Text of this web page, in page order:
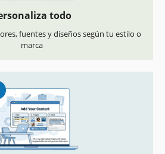
todo
fuentes y diseños según tu estilo o
marca